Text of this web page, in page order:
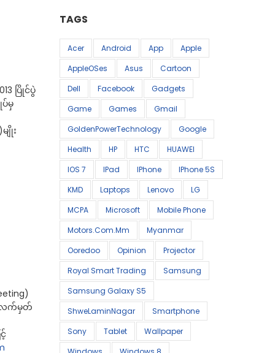
ပြိုင်ပွဲ
မှ
ျိုး
လက်မှတ်
TAGS
Acer Android App
Apple
AppleOSes
Asus
Cartoon
Dell
Facebook
Gadgets
Game
Games
Gmail
GoldenPowerTechnology
Google
Health
HP HTC
HUAWEI
IOS 7
IPad IPhone
IPhone 5S
KMD
Laptops Lenovo
LG
MCPA
Microsoft
Mobile Phone
Motors.com.mm
Myanmar
Ooredoo
Opinion
Projector
Royal Smart Trading
Samsung
Samsung Galaxy S5
ShweLaminNagar
Smartphone
Sony
Tablet
Wallpaper